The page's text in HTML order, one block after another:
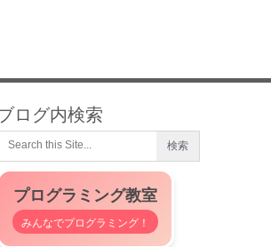
ログ内検索
プログラミング教室
みんなでプログラミング！